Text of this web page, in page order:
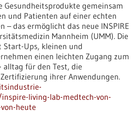
Gesundheitsprodukte gemeinsam
und Patienten auf einer echten
– das ermöglicht das neue INSPIRE
Mannheim (UMM). Die
Start-Ups, kleinen und
einen leichten Zugang zum
alltag für den Test, die
ihrer Anwendungen.
living-lab-medtech-von-
heute